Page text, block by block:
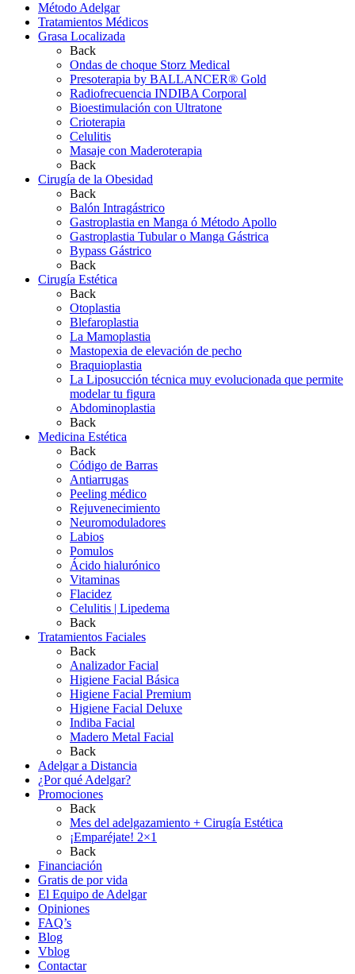
Método Adelgar
Tratamientos Médicos
Grasa Localizada
Back
Ondas de choque Storz Medical
Presoterapia by BALLANCER® Gold
Radiofrecuencia INDIBA Corporal
Bioestimulación con Ultratone
Crioterapia
Celulitis
Masaje con Maderoterapia
Back
Cirugía de la Obesidad
Back
Balón Intragástrico
Gastroplastia en Manga ó Método Apollo
Gastroplastia Tubular o Manga Gástrica
Bypass Gástrico
Back
Cirugía Estética
Back
Otoplastia
Blefaroplastia
La Mamoplastia
Mastopexia de elevación de pecho
Braquioplastia
La Liposucción técnica muy evolucionada que permite
modelar tu figura
Abdominoplastia
Back
Medicina Estética
Back
Código de Barras
Antiarrugas
Peeling médico
Rejuvenecimiento
Neuromoduladores
Labios
Pomulos
Ácido hialurónico
Vitaminas
Flacidez
Celulitis | Lipedema
Back
Tratamientos Faciales
Back
Analizador Facial
Higiene Facial Básica
Higiene Facial Premium
Higiene Facial Deluxe
Indiba Facial
Madero Metal Facial
Back
Adelgar a Distancia
¿Por qué Adelgar?
Promociones
Back
Mes del adelgazamiento + Cirugía Estética
¡Emparéjate! 2×1
Back
Financiación
Gratis de por vida
El Equipo de Adelgar
Opiniones
FAQ’s
Blog
Vblog
Contactar